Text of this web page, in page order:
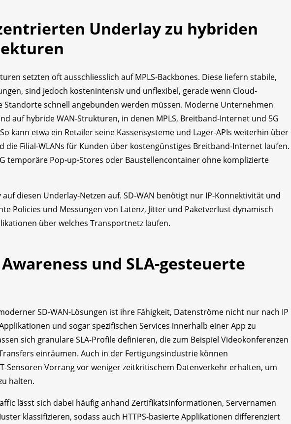
Underlay zu hybriden
setzten oft ausschliesslich auf MPLS-Backbones. Diese liefern stabile,
sind jedoch kostenintensiv und unflexibel, gerade wenn Cloud-
Standorte schnell angebunden werden müssen. Moderne Unternehmen
auf hybride WAN-Strukturen, in denen MPLS, Breitband-Internet und 5G
kann etwa ein Retailer seine Kassensysteme und Lager-APIs weiterhin über
die Filial-WLANs für Kunden über kostengünstiges Breitband-Internet laufen.
temporäre Pop-up-Stores oder Baustellencontainer ohne komplizierte
auf diesen Underlay-Netzen auf. SD-WAN benötigt nur IP-Konnektivität und
Policies und Messungen von Latenz, Jitter und Paketverlust dynamisch
über welches Transportnetz laufen.
und SLA-gesteuerte
SD-WAN-Lösungen ist ihre Fähigkeit, Datenströme nicht nur nach IP
und sogar spezifischen Services innerhalb einer App zu
sich granulare SLA-Profile definieren, die zum Beispiel Videokonferenzen
einräumen. Auch in der Fertigungsindustrie können
Sensoren Vorrang vor weniger zeitkritischem Datenverkehr erhalten, um
halten.
lässt sich dabei häufig anhand Zertifikatsinformationen, Servernamen
klassifizieren, sodass auch HTTPS-basierte Applikationen differenziert